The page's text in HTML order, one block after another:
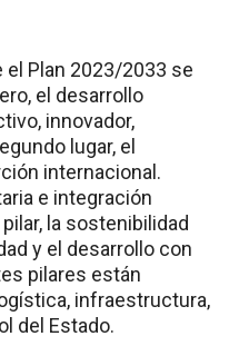
Plan 2023/2033 se
el desarrollo
innovador,
lugar, el
internacional.
e integración
la sostenibilidad
y el desarrollo con
pilares están
infraestructura,
del Estado.